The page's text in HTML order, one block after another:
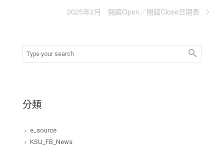
2025年2月 開館Open／閉館Close日期表
分類
e_source
KSU_FB_News